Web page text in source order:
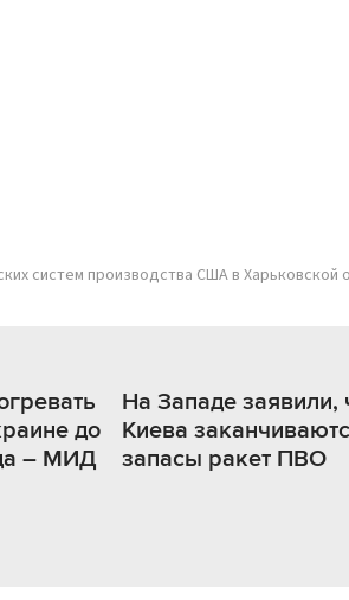
систем производства США в Харьковской
до
– МИД
На Западе заявили,
Киева
запасы ракет ПВО